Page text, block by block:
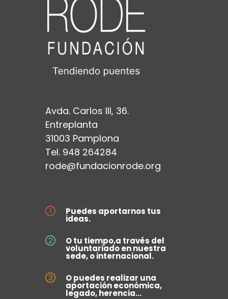
Avda. Carlos III, 36.
Entreplanta
31003 Pamplona
Tel. 948 264284
rode@fundacionrode.org
Puedes aportarnos tus
ideas.
O tu tiempo,a través del
voluntariado en nuestra
sede, o internacional.
O puedes realizar una
aportación económica,
legado, herencia...